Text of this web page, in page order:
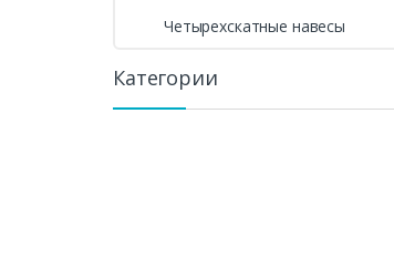
Четырехскатные навесы
Категории